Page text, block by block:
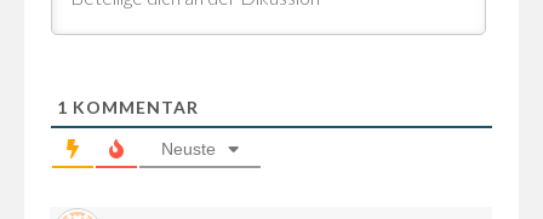
1 KOMMENTAR
Neuste